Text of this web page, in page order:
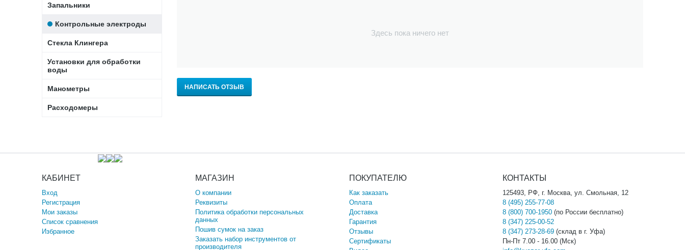
Запальники
Контрольные электроды
Стекла Клингера
Установки для обработки
воды
Манометры
Расходомеры
Здесь пока ничего нет
НАПИСАТЬ ОТЗЫВ
КАБИНЕТ
Вход
Регистрация
Мои заказы
Список сравнения
Избранное
МАГАЗИН
О компании
Реквизиты
Политика обработки персональных
данных
Пошив сумок на заказ
Заказать набор инструментов от
производителя
ПОКУПАТЕЛЮ
Как заказать
Оплата
Доставка
Гарантия
Отзывы
Сертификаты
КОНТАКТЫ
125493, РФ, г. Москва, ул. Смольная, 12
8 (495) 255-77-08
8 (800) 700-1950(по России бесплатно)
8 (347) 225-00-52
8 (347) 273-28-69(склад в г. Уфа)
Пн-Пт 7.00 - 16.00 (Мск)